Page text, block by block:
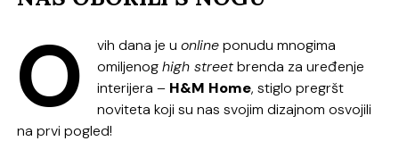
O vih dana je uonlineponudu mnogima
omiljenoghigh streetbrenda za uređenje
interijera – H&M Home, stiglo pregršt
noviteta koji su nas svojim dizajnom osvojili
na prvi pogled!